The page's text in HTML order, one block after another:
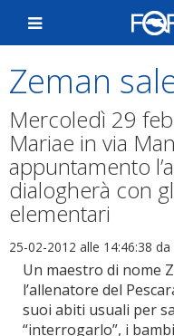
Zeman
Mercoledì 29
Mariae in via
appuntamento
dialogherà con
elementari
25-02-2012 alle 14:46:38 da
Un maestro di nome
l’allenatore del
suoi abiti usuali per
“interrogarlo”, i